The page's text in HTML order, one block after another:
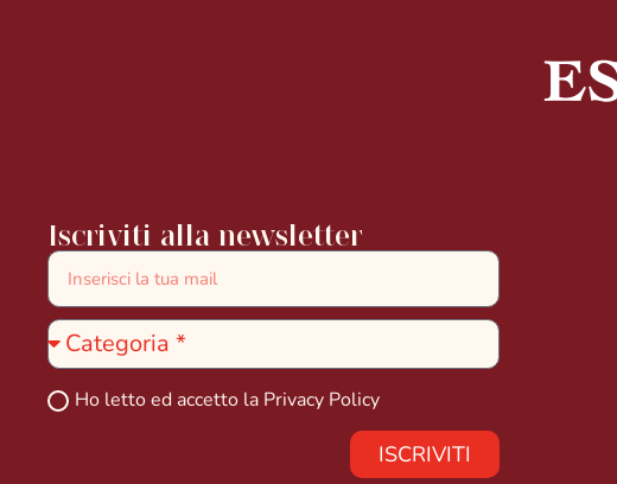
Iscriviti alla newsletter
Ho letto ed accetto la Privacy Policy
ISCRIVITI